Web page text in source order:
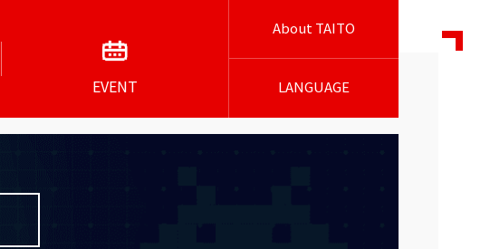
EVENT
About TAITO
LANGUAGE